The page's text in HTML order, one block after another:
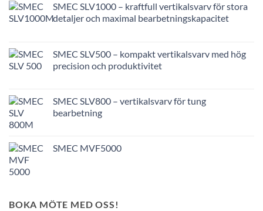
SMEC SLV1000 – kraftfull vertikalsvarv för stora
detaljer och maximal bearbetningskapacitet
SMEC SLV500 – kompakt vertikalsvarv med hög
precision och produktivitet
SMEC SLV800 – vertikalsvarv för tung
bearbetning
SMEC MVF5000
BOKA MÖTE MED OSS!